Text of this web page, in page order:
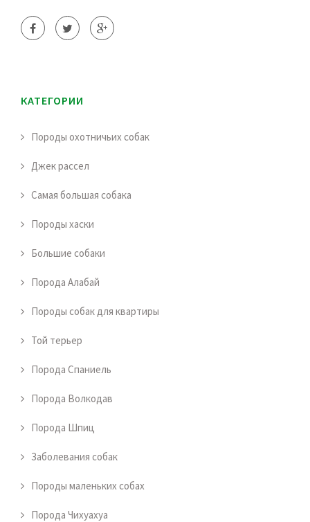
КАТЕГОРИИ
Породы охотничьих собак
Джек рассел
Самая большая собака
Породы хаски
Большие собаки
Порода Алабай
Породы собак для квартиры
Той терьер
Порода Спаниель
Порода Волкодав
Порода Шпиц
Заболевания собак
Породы маленьких собах
Порода Чихуахуа